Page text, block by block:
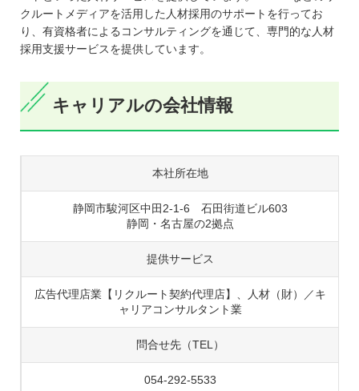
クルートメディアを活用した人材採用のサポートを行ってお
り、有資格者によるコンサルティングを通じて、専門的な人材
採用支援サービスを提供しています。
キャリアルの会社情報
本社所在地
静岡市駿河区中田2-1-6 石田街道ビル603
静岡・名古屋の2拠点
提供サービス
広告代理店業【リクルート契約代理店】、人材（財）／キ
ャリアコンサルタント業
問合せ先（TEL）
054-292-5533